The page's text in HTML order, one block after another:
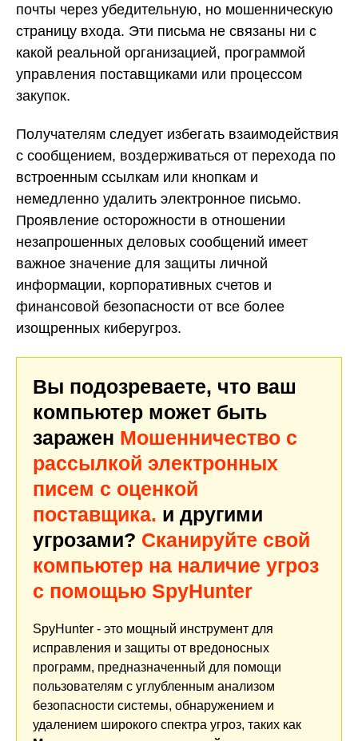
почты через убедительную, но мошенническую
страницу входа. Эти письма не связаны ни с
какой реальной организацией, программой
управления поставщиками или процессом
закупок.
Получателям следует избегать взаимодействия
с сообщением, воздерживаться от перехода по
встроенным ссылкам или кнопкам и
немедленно удалить электронное письмо.
Проявление осторожности в отношении
незапрошенных деловых сообщений имеет
важное значение для защиты личной
информации, корпоративных счетов и
финансовой безопасности от все более
изощренных киберугроз.
Вы подозреваете, что ваш
компьютер может быть
заражен Мошенничество с
рассылкой электронных
писем с оценкой
поставщика. и другими
угрозами? Сканируйте свой
компьютер на наличие угроз
с помощью SpyHunter
SpyHunter - это мощный инструмент для
исправления и защиты от вредоносных
программ, предназначенный для помощи
пользователям с углубленным анализом
безопасности системы, обнаружением и
удалением широкого спектра угроз, таких как